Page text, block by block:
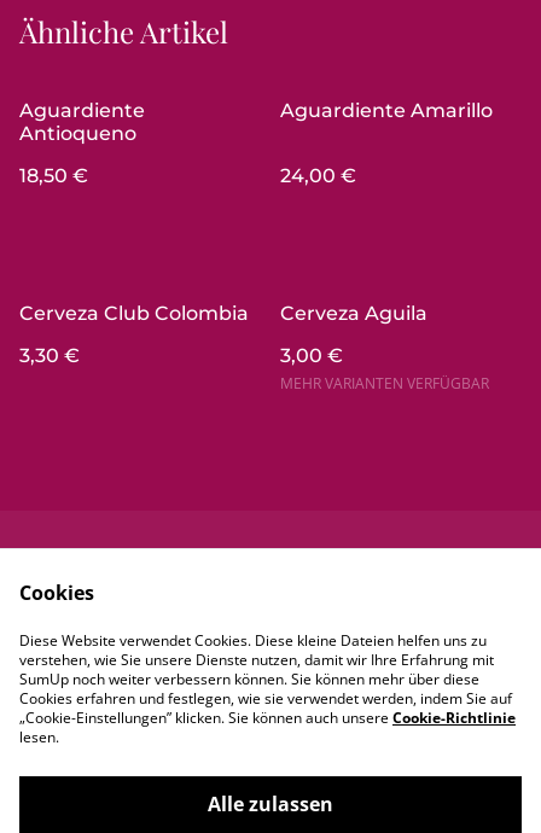
Ähnliche Artikel
Aguardiente
Antioqueno
18,50 €
Aguardiente Amarillo
24,00 €
Cerveza Club Colombia
3,30 €
Cerveza Aguila
3,00 €
MEHR VARIANTEN VERFÜGBAR
mungen von
SumUp
Cookies
Diese Website verwendet Cookies. Diese kleine Dateien helfen uns zu
verstehen, wie Sie unsere Dienste nutzen, damit wir Ihre Erfahrung mit
SumUp noch weiter verbessern können. Sie können mehr über diese
Cookies erfahren und festlegen, wie sie verwendet werden, indem Sie auf
„Cookie-Einstellungen” klicken. Sie können auch unsereCookie-Richtlinie
lesen.
Alle zulassen